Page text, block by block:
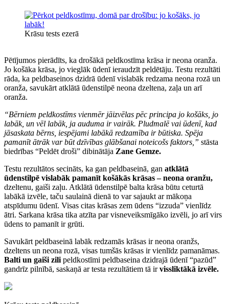
Krāsu tests ezerā
Pētījumos pierādīts, ka drošākā peldkostīma krāsa ir neona oranža.
Jo košāka krāsa, jo vieglāk ūdenī ieraudzīt peldētāju. Testu rezultāti
rāda, ka peldbaseinos dzidrā ūdenī vislabāk redzama neona rozā un
oranža, savukārt atklātā ūdenstilpē neona dzeltena, zaļa un arī
oranža.
“Bērniem peldkostīms vienmēr jāizvēlas pēc principa jo košāks, jo
labāk, un vēl labāk, ja auduma ir vairāk. Pludmalē vai ūdenī, kad
jāsaskata bērns, iespējami labākā redzamība ir būtiska. Spēja
pamanīt ātrāk var būt dzīvības glābšanai noteicošs faktors,” stāsta
biedrības “Peldēt droši” dibinātāja Zane Gemze.
Testu rezultātos secināts, ka gan peldbaseinā, gan atklātā
ūdenstilpē vislabāk pamanīt košākās krāsas – neona oranžu,
dzeltenu, gaiši zaļu. Atklātā ūdenstilpē balta krāsa būtu ceturtā
labākā izvēle, taču saulainā dienā to var sajaukt ar mākoņa
atspīdumu ūdenī. Visas citas krāsas zem ūdens “izzuda” vienlīdz
ātri. Sarkana krāsa tika atzīta par visneveiksmīgāko izvēli, jo arī virs
ūdens to pamanīt ir grūti.
Savukārt peldbaseinā labāk redzamās krāsas ir neona oranžs,
dzeltens un neona rozā, visas tumšās krāsas ir vienlīdz pamanāmas.
Balti un gaiši zili peldkostīmi peldbaseina dzidrajā ūdenī “pazūd”
gandrīz pilnībā, saskaņā ar testa rezultātiem tā irvissliktākā izvēle.